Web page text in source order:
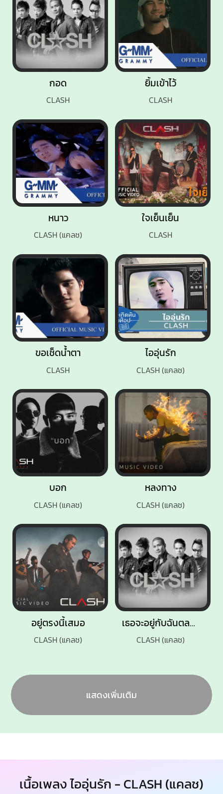
กอด
CLASH
ยิ้มเข้าไว้
CLASH
ใจเย็นเย็น
CLASH
ขอเช็ดน้ำตา
CLASH
เธอจะอยู่กับฉันตลอดไป
CLASH (แคลช)
ไออุ่นรัก
CLASH (แคลช)
หนาว
CLASH (แคลช)
บอก
CLASH (แคลช)
หลงทาง
CLASH (แคลช)
อยู่ตรงนี้เสมอ
CLASH (แคลช)
แสดงเพิ่มเติม
เนื้อเพลง ไออุ่นรัก - CLASH (แคลช)